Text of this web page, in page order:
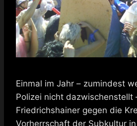
Einmal im Jahr – zumindest
Polizei nicht dazwischenstellt
Friedrichshainer gegen die
Vorherrschaft der Subkultur